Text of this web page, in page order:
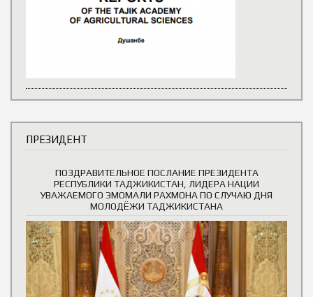
ПРЕЗИДЕНТ
ПОЗДРАВИТЕЛЬНОЕ ПОСЛАНИЕ ПРЕЗИДЕНТА
РЕСПУБЛИКИ ТАДЖИКИСТАН, ЛИДЕРА НАЦИИ
УВАЖАЕМОГО ЭМОМАЛИ РАХМОНА ПО СЛУЧАЮ ДНЯ
МОЛОДЁЖИ ТАДЖИКИСТАНА